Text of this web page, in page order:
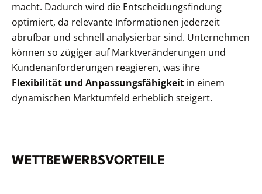
macht. Dadurch wird die Entscheidungsfindung
optimiert, da relevante Informationen jederzeit
abrufbar und schnell analysierbar sind. Unternehmen
können so zügiger auf Marktveränderungen und
Kundenanforderungen reagieren, was ihre
Flexibilität und Anpassungsfähigkeit in einem
dynamischen Marktumfeld erheblich steigert.
WETTBEWERBSVORTEILE